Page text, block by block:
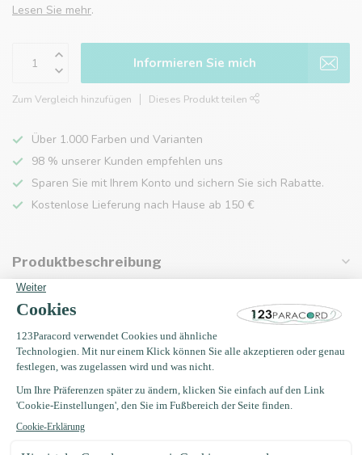
Lesen Sie mehr.
Informieren Sie mich
Zum Vergleich hinzufügen Dieses Produkt teilen
Über 1.000 Farben und Varianten
98 % unserer Kunden empfehlen uns
Sparen Sie mit Ihrem Konto und sichern Sie sich Rabatte.
Kostenlose Lieferung nach Hause ab 150 €
Produktbeschreibung
Eigenschaften
Zuletzt angesehen